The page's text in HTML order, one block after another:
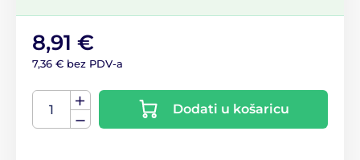
8,91 €
7,36 € bez PDV-a
Dodati u košaricu